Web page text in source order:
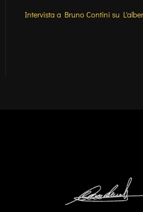
Intervista a Bruno Contini su